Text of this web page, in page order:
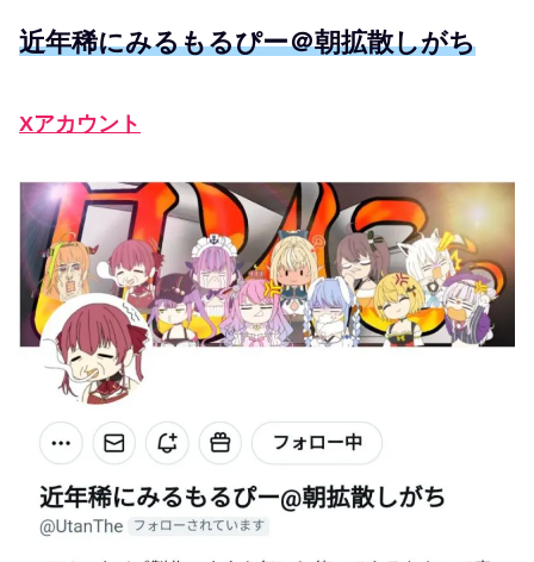
近年稀にみるもるぴー＠朝拡散しがち
Xアカウント